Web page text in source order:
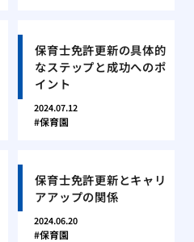
保育士免許更新の具体的
なステップと成功へのポ
イント
2024.07.12
保育園
保育士免許更新とキャリ
アアップの関係
2024.06.20
保育園